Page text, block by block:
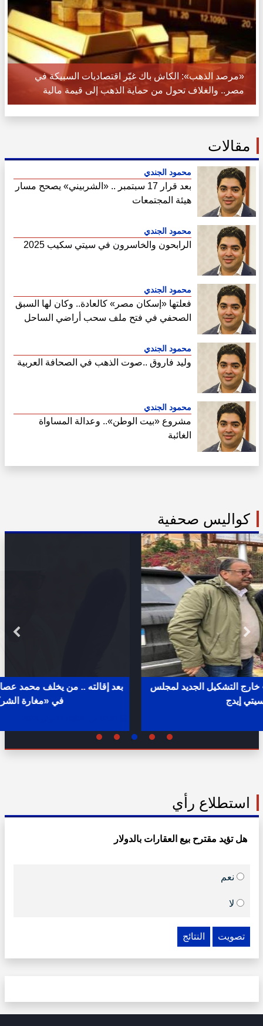
«مرصد الذهب»: الكاش باك غيّر اقتصاديات السبيكة في
مصر.. والغلاف تحول من حماية الذهب إلى قيمة مالية
مقالات
محمود الجندي
بعد قرار 17 سبتمبر .. «الشربيني» يصحح مسار
هيئة المجتمعات
محمود الجندي
الرابحون والخاسرون في سيتي سكيب 2025
محمود الجندي
فعلتها «إسكان مصر» كالعادة.. وكان لها السبق
الصحفي في فتح ملف سحب أراضي الساحل
محمود الجندي
وليد فاروق ..صوت الذهب في الصحافة العربية
محمود الجندي
مشروع «بيت الوطن».. وعدالة المساواة
الغائبة
كواليس صحفية
بعد إقالته .. من يخلف محمد عصام رمضان مساعد وزير الإسكان
استطلاع رأي
هل تؤيد مقترح بيع العقارات بالدولار
نعم
لا
تصويت النتائج